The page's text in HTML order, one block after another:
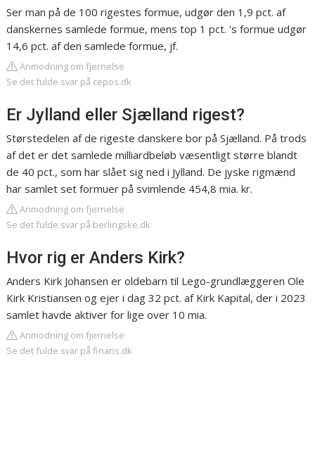
Ser man på de 100 rigestes formue, udgør den 1,9 pct. af
danskernes samlede formue, mens top 1 pct. 's formue udgør
14,6 pct. af den samlede formue, jf.
Anmodning om fjernelse
Se det fulde svar på cepos.dk
Er Jylland eller Sjælland rigest?
Størstedelen af de rigeste danskere bor på Sjælland. På trods
af det er det samlede milliardbeløb væsentligt større blandt
de 40 pct., som har slået sig ned i Jylland. De jyske rigmænd
har samlet set formuer på svimlende 454,8 mia. kr.
Anmodning om fjernelse
Se det fulde svar på berlingske.dk
Hvor rig er Anders Kirk?
Anders Kirk Johansen er oldebarn til Lego-grundlæggeren Ole
Kirk Kristiansen og ejer i dag 32 pct. af Kirk Kapital, der i 2023
samlet havde aktiver for lige over 10 mia.
Anmodning om fjernelse
Se det fulde svar på finans.dk